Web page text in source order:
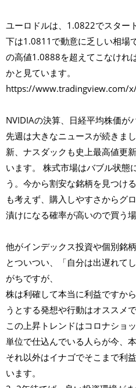
ユーロドルは、1.0822でスター
下は1.0811で動意に乏しい相場
の高値1.0888を超えてこなけれ
かと見ています。
https://www.tradingview.com/
NVIDIAの決算、日経平均株価が
先週は大きなニュースが続きま
新、ナスダックも史上最高値更
います。 株式市場はバブル状態
う。今から割安な銘柄を見つけ
も考えず、購入しやすさからグ
漬けになる確率が高いので買う
他がインデックス投資や個別銘
とついつい、「自分は出遅れて
がちですが、
株は利確して本当に利益ですか
うとする発想や行動はオススメで
この上昇トレンドはコロナショ
単位で仕込んでいる人らが今、
それ以外はイナゴでそこまで利
います。